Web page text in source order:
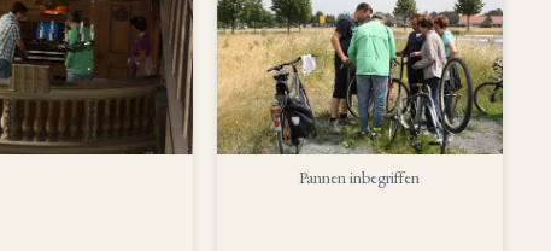
Pannen inbegriffen